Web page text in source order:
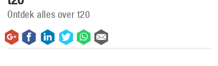
Ontdek alles over t20